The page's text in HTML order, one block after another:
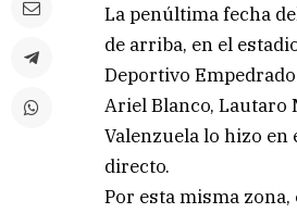
La penúltima fecha
de arriba, en el
Deportivo
Ariel Blanco, Lautaro
Valenzuela lo hizo
directo.
Por esta misma